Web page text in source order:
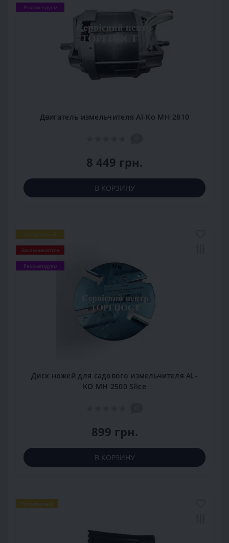
Рекомендуем
Двигатель измельчителя Al-Ko МH 2810
8 449 грн.
В КОРЗИНУ
Популярный
Заканчивается
Рекомендуем
Диск ножей для садового измельчителя AL-
KO MH 2500 Slice
899 грн.
В КОРЗИНУ
Популярный